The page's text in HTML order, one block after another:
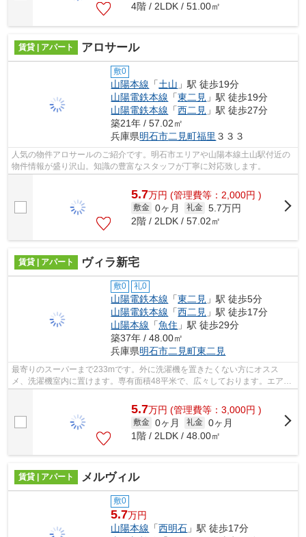
4階 / 2LDK / 51.00㎡
賃貸 | アパート アロサール
敷0
山陽本線 「土山 」駅 徒歩19分
山陽電鉄本線 「東二見 」駅 徒歩19分
山陽電鉄本線 「西二見 」駅 徒歩27分
築21年 / 57.02㎡
兵庫県明石市二見町福里 ３３３
人気の物件アロサールのご紹介です。明石市エリアや山陽本線土山駅付近の
物件情報が盛り沢山。知識の豊富なスタッフが丁寧に対応致します。
5.7万円 (管理費等：2,000円 )
敷金 0ヶ月 礼金 5.7万円
2階 / 2LDK / 57.02㎡
賃貸 | アパート ヴィラ新宅
敷0 礼0
山陽電鉄本線 「東二見 」駅 徒歩5分
山陽電鉄本線 「西二見 」駅 徒歩17分
山陽本線 「魚住 」駅 徒歩29分
築37年 / 48.00㎡
兵庫県明石市二見町東二見
最寄りのスーパーまで233mです。外に洗濯機を置きたくない方にオスス
メ、洗濯機室内に置けます。専有面積48平米で、広々しております。エアコ
5.7万円 (管理費等：3,000円 )
敷金 0ヶ月 礼金 0ヶ月
1階 / 2LDK / 48.00㎡
賃貸 | アパート メルヴィル
敷0
5.7万円
山陽本線 「西明石 」駅 徒歩17分